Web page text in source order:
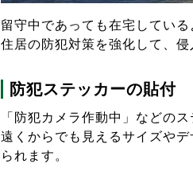
留守中であっても在宅してい
住居の防犯対策を強化して、
防犯ステッカーの貼付
「防犯カメラ作動中」などの
遠くからでも見えるサイズや
られます。